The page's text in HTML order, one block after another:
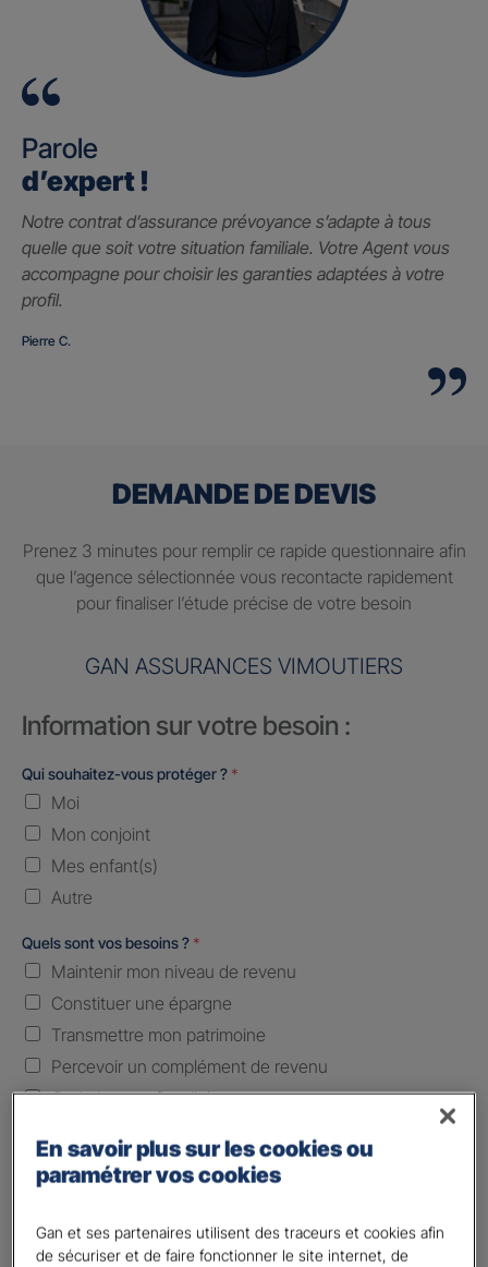
Parole
d’expert !
Notre contrat d’assurance prévoyance s’adapte à tous
quelle que soit votre situation familiale. Votre Agent vous
accompagne pour choisir les garanties adaptées à votre
profil.
Pierre C.
DEMANDE DE DEVIS
Prenez 3 minutes pour remplir ce rapide questionnaire afin
que l’agence sélectionnée vous recontacte rapidement
pour finaliser l’étude précise de votre besoin
GAN ASSURANCES VIMOUTIERS
Information sur votre besoin :
Qui souhaitez-vous protéger ? *
Moi
Mon conjoint
Mes enfant(s)
Autre
Quels sont vos besoins ? *
Maintenir mon niveau de revenu
Constituer une épargne
Transmettre mon patrimoine
Percevoir un complément de revenu
Optimiser ma fiscalité
Plusieurs choix possibles
Etes-vous déjà client Gan assurances ?*
En savoir plus sur les cookies ou
paramétrer vos cookies
Gan et ses partenaires utilisent des traceurs et cookies afin
de sécuriser et de faire fonctionner le site internet, de